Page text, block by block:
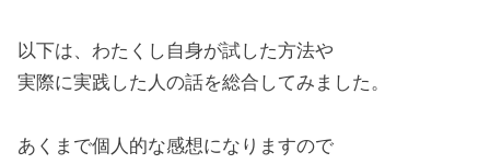
以下は、わたくし自身が試した方法や
実際に実践した人の話を総合してみました。
あくまで個人的な感想になりますので